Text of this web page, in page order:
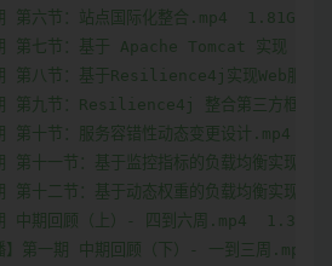
第六节：站点国际化整合.mp4  1.81G
第七节：基于 Apache Tomcat 实现
第八节：基于Resilience4j实现Web服务
第九节：Resilience4j 整合第三方框架
第十节：服务容错性动态变更设计.mp4
第十一节：基于监控指标的负载均衡实现
第十二节：基于动态权重的负载均衡实现
中期回顾（上）- 四到六周.mp4  1.38G
】第一期 中期回顾（下）- 一到三周.mp4